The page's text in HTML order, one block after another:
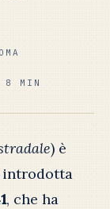
8 MIN
) è
introdotta
, che ha